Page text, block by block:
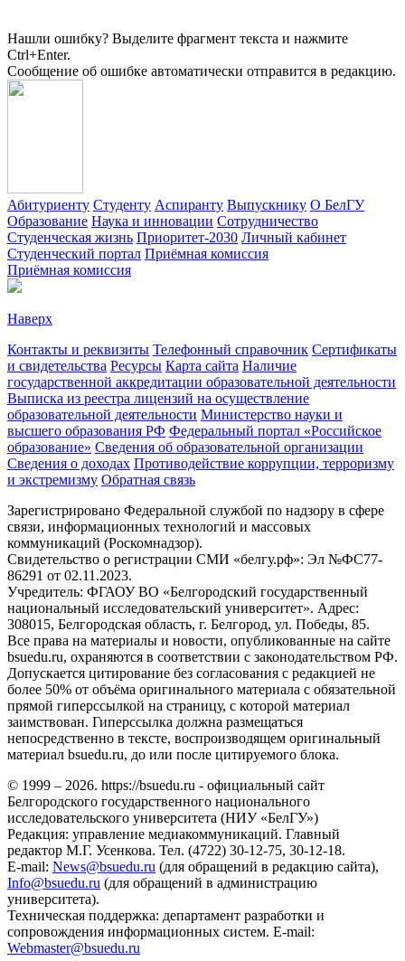
Нашли ошибку? Выделите фрагмент текста и нажмите
Ctrl+Enter.
Сообщение об ошибке автоматически отправится в редакцию.
Абитуриенту Студенту Аспиранту Выпускнику О БелГУ
Образование Наука и инновации Сотрудничество
Студенческая жизнь Приоритет-2030 Личный кабинет
Студенческий портал Приёмная комиссия
Приёмная комиссия
Наверх
Контакты и реквизиты Телефонный справочник Сертификаты
и свидетельства Ресурсы Карта сайта Наличие
государственной аккредитации образовательной деятельности
Выписка из реестра лицензий на осуществление
образовательной деятельности Министерствo науки и
высшего образования РФ Федеральный портал «Российское
образование» Сведения об образовательной организации
Сведения о доходах Противодействие коррупции, терроризму
и экстремизму Обратная связь
Зарегистрировано Федеральной службой по надзору в сфере
связи, информационных технологий и массовых
коммуникаций (Роскомнадзор).
Свидетельство о регистрации СМИ «белгу.рф»: Эл №ФС77-
86291 от 02.11.2023.
Учредитель: ФГАОУ ВО «Белгородский государственный
национальный исследовательский университет». Адрес:
308015, Белгородская область, г. Белгород, ул. Победы, 85.
Все права на материалы и новости, опубликованные на сайте
bsuedu.ru, охраняются в соответствии с законодательством РФ.
Допускается цитирование без согласования с редакцией не
более 50% от объёма оригинального материала с обязательной
прямой гиперссылкой на страницу, с которой материал
заимствован. Гиперссылка должна размещаться
непосредственно в тексте, воспроизводящем оригинальный
материал bsuedu.ru, до или после цитируемого блока.
© 1999 – 2026. https://bsuedu.ru - официальный сайт
Белгородского государственного национального
исследовательского университета (НИУ «БелГУ»)
Редакция: управление медиакоммуникаций. Главный
редактор М.Г. Усенкова. Тел. (4722) 30-12-75, 30-12-18.
E-mail: News@bsuedu.ru (для обращений в редакцию сайта),
Info@bsuedu.ru (для обращений в администрацию
университета).
Техническая поддержка: департамент разработки и
сопровождения информационных систем. E-mail:
Webmaster@bsuedu.ru